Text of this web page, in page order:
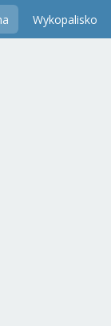
Wykopalisko